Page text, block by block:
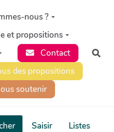
nous ?
et propositions
Contact
des propositions
soutenir
Saisir
Listes